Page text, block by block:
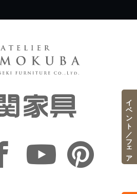
イベント／フェア